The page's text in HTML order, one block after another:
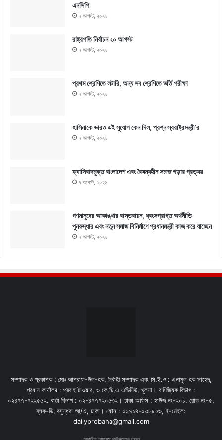
এনসিপি
৭ আগস্ট, ২০২৬
রাষ্ট্রপতি নির্বাচন ২০ আগস্ট
৭ আগস্ট, ২০২৬
প্রথম শ্রেণিতে লটারি, অন্য সব শ্রেণিতে ভর্তি পরীক্ষা
৭ আগস্ট, ২০২৬
হাসিনাকে ভারত এই সুযোগ কেন দিল, প্রশ্ন স্বরাষ্ট্রমন্ত্রী’র
৭ আগস্ট, ২০২৬
ফ্যাসিবাদমুক্ত বাংলাদেশ এবং বৈষম্যহীন সমাজ গড়ার প্রত্যয়
৭ আগস্ট, ২০২৬
গণমানুষের আকাঙ্খার বাস্তবায়ন, ধ্বংসপ্রাপ্ত অর্থনীতি
পুনরুদ্ধার এবং নতুন সমাজ বিনির্মাণে প্রধানমন্ত্রী কাজ করে যাচ্ছেন
৭ আগস্ট, ২০২৬
সম্পাদক ও প্রকাশক : মোঃ আশরাফ-উল-হক, নির্বাহী সম্পাদক এবং সি.ই.ও : এনামুল হক সাহেদ,
প্রধান কার্যালয় : প্রবাহ টাওয়ার, ৩ কে,ডি,এ এভিনিউ, খুলনা। বাণিজ্যিক বিভাগ :
০২৪৭৭-৭২২৫৫২. বার্তা বিভাগ : ০২-৪৭৭৭২০৫৩২। ঢাকা অফিস : হাউজ নং-২০১, রোড নং-৫,
ব্লক-ডি, বসুন্ধরা আ/এ, ঢাকা। ফোন : ০১৭১৪-০৩৮৮২৩, ই-মেইল:
dailyprobaha@gmail.com